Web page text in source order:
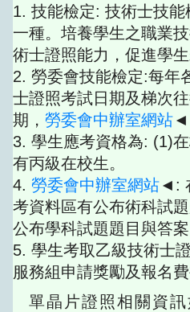
1. 技能檢定: 技術士技
一種。培養學生之職業
術士證照能力，促進學
2. 勞委會技能檢定:每年
士證照考試日期及梯次
期， 勞委會中辦室網站◄
3. 學生應考資格為: (1)
有丙級在校生。
4. 勞委會中辦室網站◄:
考資料區有公布術科試
公布學科試題題目與答案
5. 學生考取乙級技術士
服務組申請獎勵及報名費
單晶片證照相關資訊